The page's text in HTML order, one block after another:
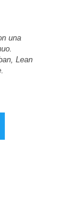
una
Lean